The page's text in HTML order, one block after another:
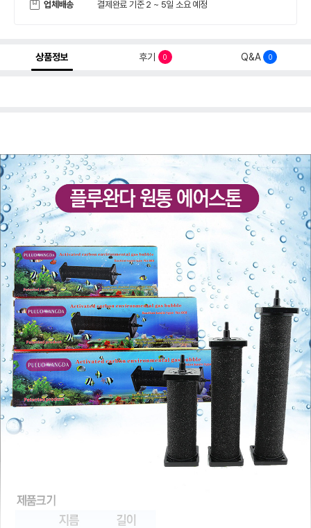
업체배송 결제완료 기준 2 ~ 5일 소요 예정
상품정보 후기 0 Q&A 0